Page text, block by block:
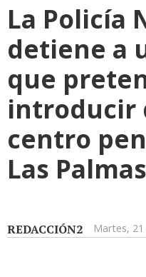
La Policía
detiene a
que
introducir
centro
Las
REDACCIÓN2 Martes,